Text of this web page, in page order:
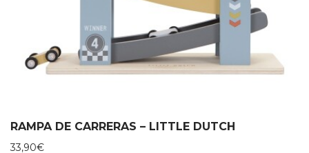
RAMPA DE CARRERAS – LITTLE DUTCH
33,90€